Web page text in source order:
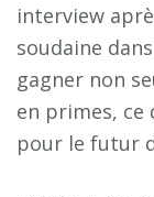
interview
soudaine
gagner non
en primes, ce
pour le futur